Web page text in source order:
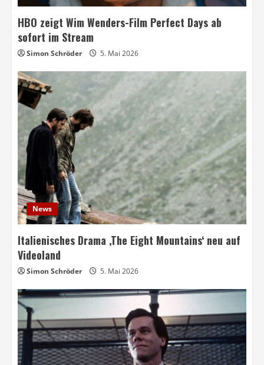
HBO zeigt Wim Wenders-Film Perfect Days ab
sofort im Stream
Simon Schröder 5. Mai 2026
News
Italienisches Drama ‚The Eight Mountains‘ neu auf
Videoland
Simon Schröder 5. Mai 2026